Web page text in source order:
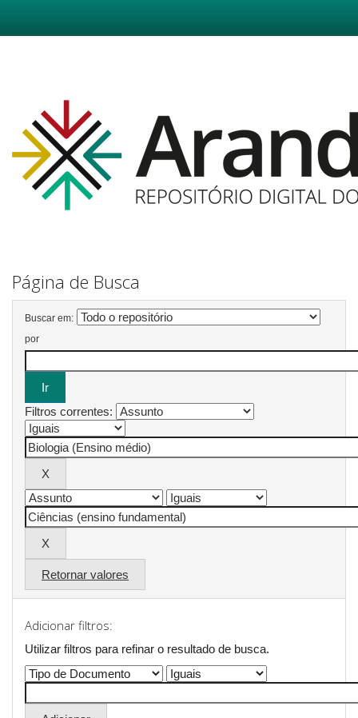
Página de Busca
Buscar em:
por
Filtros correntes:
Retornar valores
Adicionar filtros:
Utilizar filtros para refinar o resultado de busca.